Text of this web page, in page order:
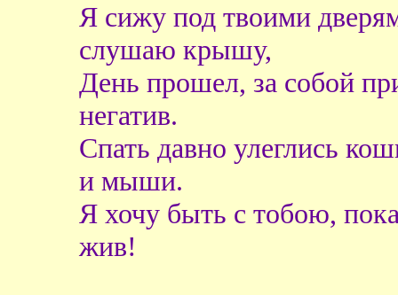
Я сижу под твоими
слушаю крышу,
День прошел, за собой
негатив.
Спать давно улеглись
и мыши.
Я хочу быть с тобою,
жив!